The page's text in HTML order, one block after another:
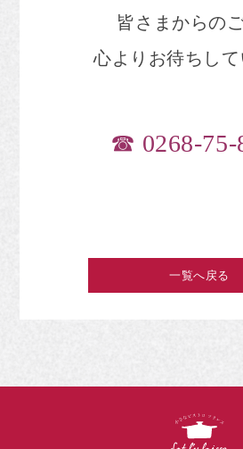
皆さまからの
心よりお待ちし
☎︎ 0268-75-
一覧へ戻る